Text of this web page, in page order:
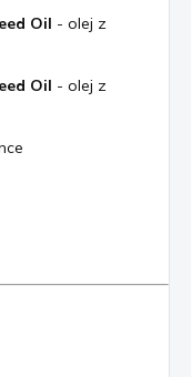
Oil - olej z
Oil - olej z